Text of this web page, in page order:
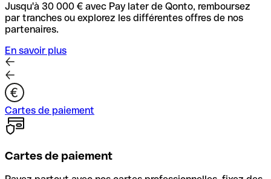
Jusqu'à 30 000 € avec Pay later de Qonto, remboursez
par tranches ou explorez les différentes offres de nos
partenaires.
En savoir plus
Cartes de paiement
Cartes de paiement